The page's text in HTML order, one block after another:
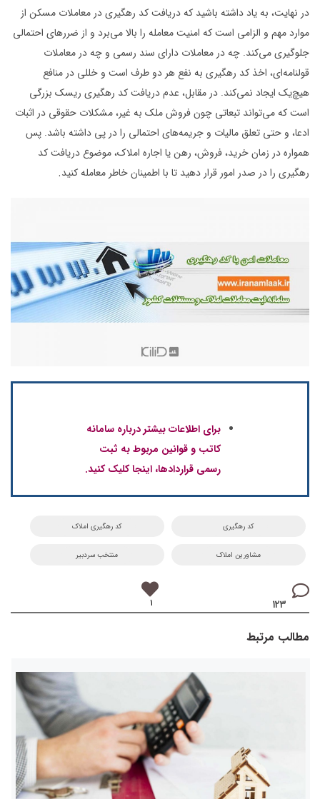
در نهایت، به یاد داشته باشید که دریافت کد رهگیری در معاملات مسکن از
موارد مهم و الزامی است که امنیت معامله را بالا می‌برد و از ضررهای احتمالی
جلوگیری می‌کند. چه در معاملات دارای سند رسمی و چه در معاملات
قولنامه‌ای، اخذ کد رهگیری به نفع هر دو طرف است و خللی در منافع
هیچ‌یک ایجاد نمی‌کند. در مقابل، عدم دریافت کد رهگیری ریسک بزرگی
است که می‌تواند تبعاتی چون فروش ملک به غیر، مشکلات حقوقی در اثبات
ادعا، و حتی تعلق مالیات و جریمه‌های احتمالی را در پی داشته باشد. پس
همواره در زمان خرید، فروش، رهن یا اجاره املاک، موضوع دریافت کد
رهگیری را در صدر امور قرار دهید تا با اطمینان خاطر معامله کنید.
برای اطلاعات بیشتر درباره سامانه
کاتب و قوانین مربوط به ثبت
رسمی قراردادها، اینجا کلیک کنید.
کد رهگیری کد رهگیری املاک
مشاورین املاک منتخب سردبیر
۱۲۳ ۱
مطالب مرتبط